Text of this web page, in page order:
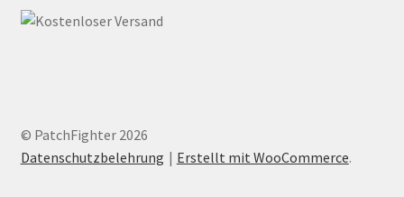
© PatchFighter 2026
Datenschutzbelehrung
Erstellt mit WooCommerce.